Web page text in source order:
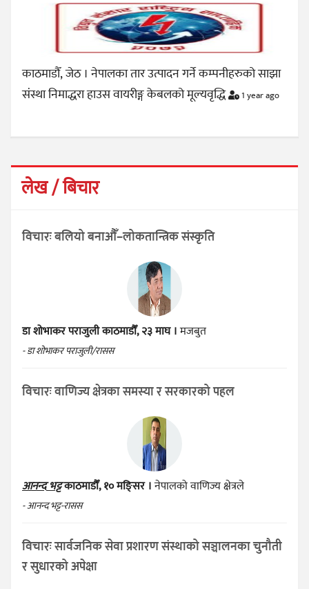
काठमाडौँ, जेठ । नेपालका तार उत्पादन गर्ने कम्पनीहरुको साझा
संस्था निमाद्धरा हाउस वायरीङ्ग केबलको मूल्यवृद्धि
1 year ago
लेख / बिचार
विचारः बलियो बनाऔँ–लोकतान्त्रिक संस्कृति
डा शोभाकर पराजुलीकाठमाडौँ, २३ माघ ।मजबुत
- डा शोभाकर पराजुली/रासस
विचारः वाणिज्य क्षेत्रका समस्या र सरकारको पहल
आनन्द भट्टकाठमाडौँ, १० मङ्सिर ।नेपालको वाणिज्य क्षेत्रले
- आनन्द भट्ट-रासस
विचारः सार्वजनिक सेवा प्रशारण संस्थाको सञ्चालनका चुनौती
र सुधारको अपेक्षा